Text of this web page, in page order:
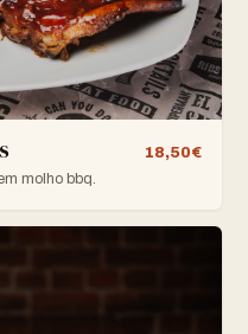
18,50€
molho bbq.